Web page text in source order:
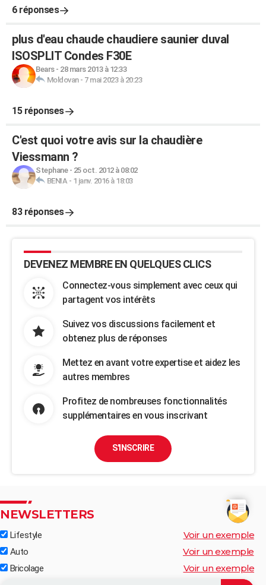
6 réponses
plus d'eau chaude chaudiere saunier duval
ISOSPLIT Condes F30E
Bears- 28 mars 2013 à 12:33
Moldovan- 7 mai 2023 à 20:23
15 réponses
C'est quoi votre avis sur la chaudière
Viessmann ?
Stephane- 25 oct. 2012 à 08:02
BENIA- 1 janv. 2016 à 18:03
83 réponses
DEVENEZ MEMBRE EN QUELQUES CLICS
Connectez-vous simplement avec ceux qui
partagent vos intérêts
Suivez vos discussions facilement et
obtenez plus de réponses
Mettez en avant votre expertise et aidez les
autres membres
Profitez de nombreuses fonctionnalités
supplémentaires en vous inscrivant
S'INSCRIRE
NEWSLETTERS
Lifestyle Voir un exemple
Auto Voir un exemple
Bricolage Voir un exemple